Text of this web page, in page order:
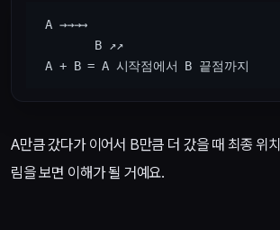
A →→→→
        B ↗↗
A만큼 갔다가 이어서 B만큼 더 갔을 때 최종 위
림을 보면 이해가 될 거예요.